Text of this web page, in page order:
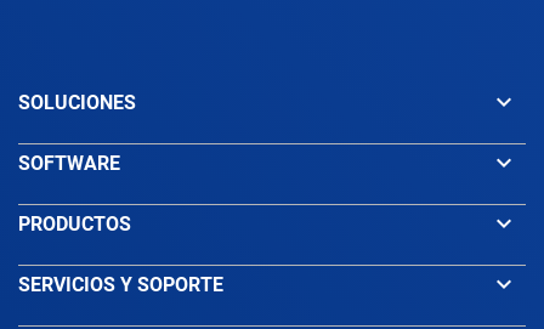
SOLUCIONES keyboard_arrow_down
SOFTWARE keyboard_arrow_down
PRODUCTOS keyboard_arrow_down
SERVICIOS Y SOPORTE keyboard_arrow_down